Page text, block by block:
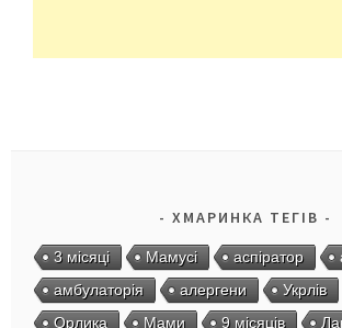
ХМАРИНКА ТЕГІВ
3 місяці Мамусі аспіратор
амбулаторія
алергени Укрлів
Орлика
Мами 9 місяців